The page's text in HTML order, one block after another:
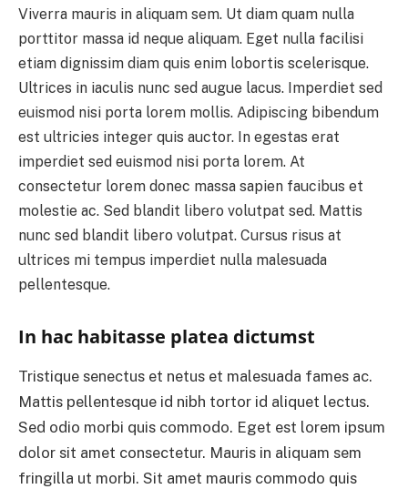
Viverra mauris in aliquam sem. Ut diam quam nulla
porttitor massa id neque aliquam. Eget nulla facilisi
etiam dignissim diam quis enim lobortis scelerisque.
Ultrices in iaculis nunc sed augue lacus. Imperdiet sed
euismod nisi porta lorem mollis. Adipiscing bibendum
est ultricies integer quis auctor. In egestas erat
imperdiet sed euismod nisi porta lorem. At
consectetur lorem donec massa sapien faucibus et
molestie ac. Sed blandit libero volutpat sed. Mattis
nunc sed blandit libero volutpat. Cursus risus at
ultrices mi tempus imperdiet nulla malesuada
pellentesque.
In hac habitasse platea dictumst
Tristique senectus et netus et malesuada fames ac.
Mattis pellentesque id nibh tortor id aliquet lectus.
Sed odio morbi quis commodo. Eget est lorem ipsum
dolor sit amet consectetur. Mauris in aliquam sem
fringilla ut morbi. Sit amet mauris commodo quis